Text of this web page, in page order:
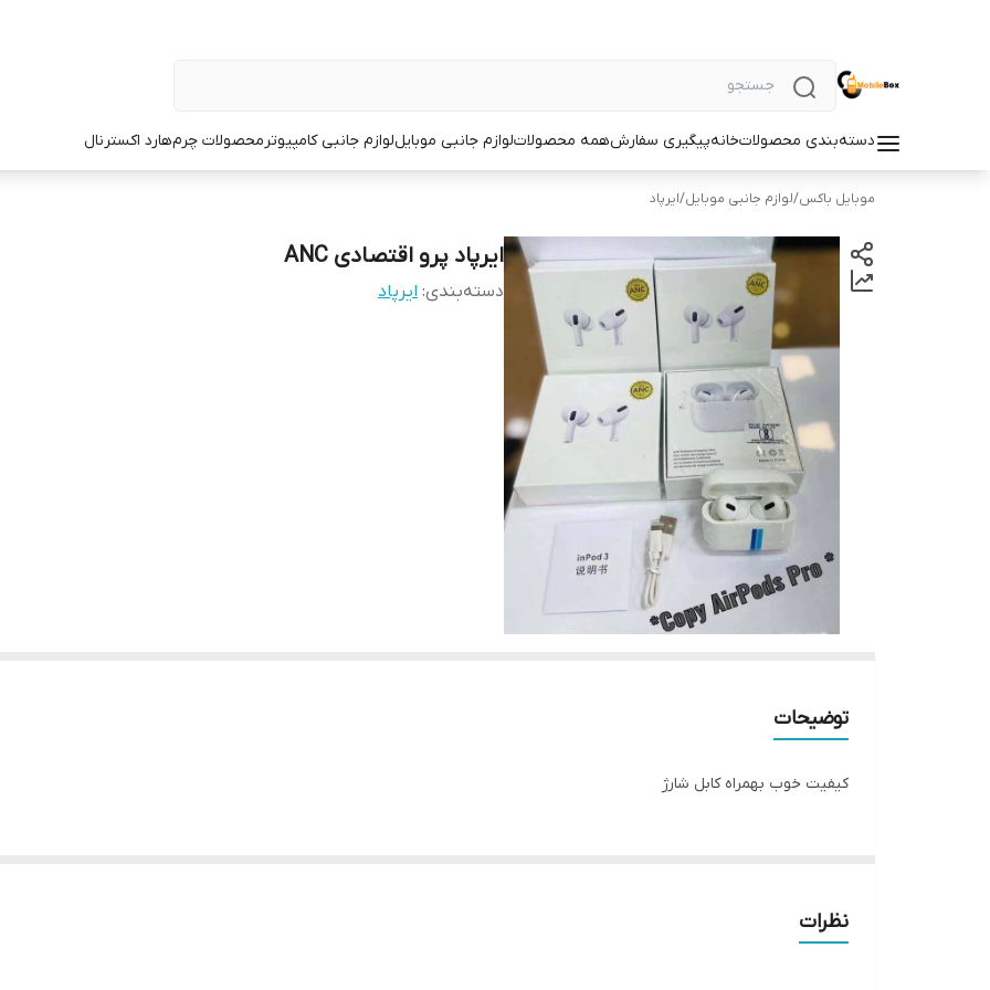
دسته‌بندی محصولاتخانهپیگیری سفارشهمه محصولاتلوازم جانبی موبایللوازم جانبی کامپیوترمحصولات چرمهارد اکسترنال
موبایل باکس/لوازم جانبی موبایل/ایرپاد
ایرپاد پرو اقتصادی ANC
دسته‌بندی: ایرپاد
توضیحات
کیفیت خوب بهمراه کابل شارژ
نظرات